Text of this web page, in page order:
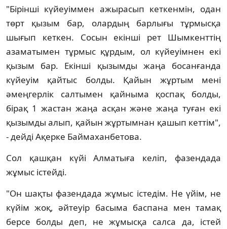
"Бірінші күйеуіммен ажырасып кеткенмін, одан
төрт қызым бар, олардың барлығы тұрмысқа
шығып кеткен. Сосын екінші рет Шымкенттің
азаматымен тұрмыс құрдым, ол күйеуімнен екі
қызым бар. Екінші қызымды жаңа босанғанда
күйеуім қайтыс болды. Қайын жұртым мені
әмеңгерлік салтымен қайныма қоспақ болды,
бірақ 1 жастан жаңа асқан және жаңа туған екі
қызымды алып, қайын жұртымнан қашып кеттім",
- дейді Ақерке Баймаханбетова.
Сол қашқан күйі Алматыға келіп, фазендада
жұмыс істейді.
"Он шақты фазендада жұмыс істедім. Не үйім, не
күйім жоқ, әйтеуір басыма баспана мен тамақ
берсе болды деп, не жұмысқа салса да, істей